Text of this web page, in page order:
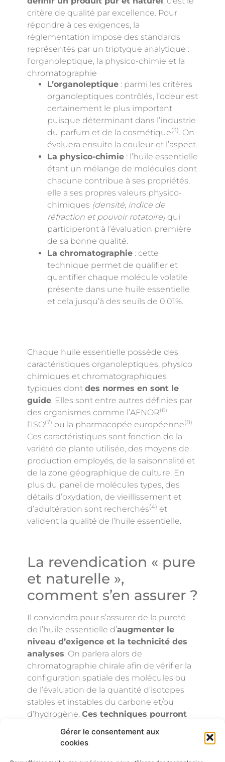
Gérer le consentement aux
cookies
critère de qualité par excellence. Pour
répondre à ces exigences, la
réglementation impose des standards
représentés par un triptyque analytique :
l’organoleptique, la physico-chimie et la
chromatographie
L’organoleptique: parmi les critères
organoleptiques contrôlés, l’odeur est
certainement le plus important
puisque déterminant dans l’industrie
du parfum et de la cosmétique(3). On
évaluera ensuite la couleur et l’aspect.
La physico-chimie: l’huile essentielle
étant un mélange de molécules dont
chacune contribue à ses propriétés,
elle a ses propres valeurs physico-
chimiques (densité, indice de
réfraction et pouvoir rotatoire)qui
participeront à l’évaluation première
de sa bonne qualité.
La chromatographie: cette
technique permet de qualifier et
quantifier chaque molécule volatile
présente dans une huile essentielle
et cela jusqu’à des seuils de 0.01%.
Chaque huile essentielle possède des
caractéristiques organoleptiques, physico
chimiques et chromatographiques
typiques dont des normes en sont le
guide. Elles sont entre autres définies par
des organismes comme l’AFNOR(6),
l’ISO(7) ou la pharmacopée européenne(8).
Ces caractéristiques sont fonction de la
variété de plante utilisée, des moyens de
production employés, de la saisonnalité et
de la zone géographique de culture. En
plus du panel de molécules types, des
détails d’oxydation, de vieillissement et
d’adultération sont recherchés(4) et
valident la qualité de l’huile essentielle.
La revendication « pure
et naturelle »,
comment s’en assurer ?
Il conviendra pour s’assurer de la pureté
de l’huile essentielle d’augmenter le
niveau d’exigence et la technicité des
analyses. On parlera alors de
chromatographie chirale afin de vérifier la
configuration spatiale des molécules ou
de l’évaluation de la quantité d’isotopes
stables et instables du carbone et/ou
d’hydrogène. Ces techniques pourront
voire même supposer une origine